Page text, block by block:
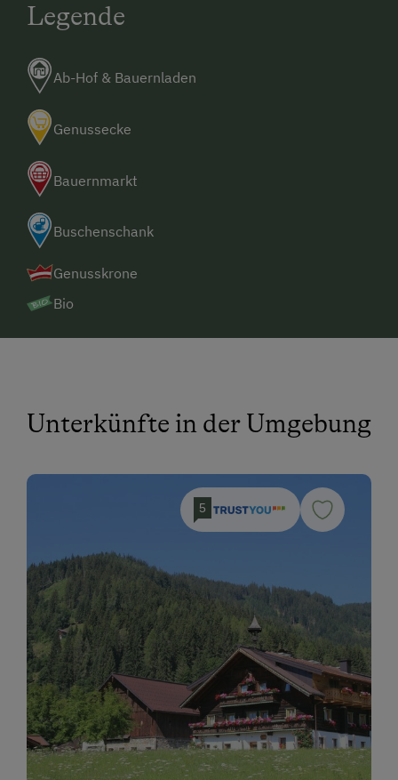
Legende
Ab-Hof & Bauernladen
Genussecke
Bauernmarkt
Buschenschank
Genusskrone
Bio
Unterkünfte in der Umgebung
5